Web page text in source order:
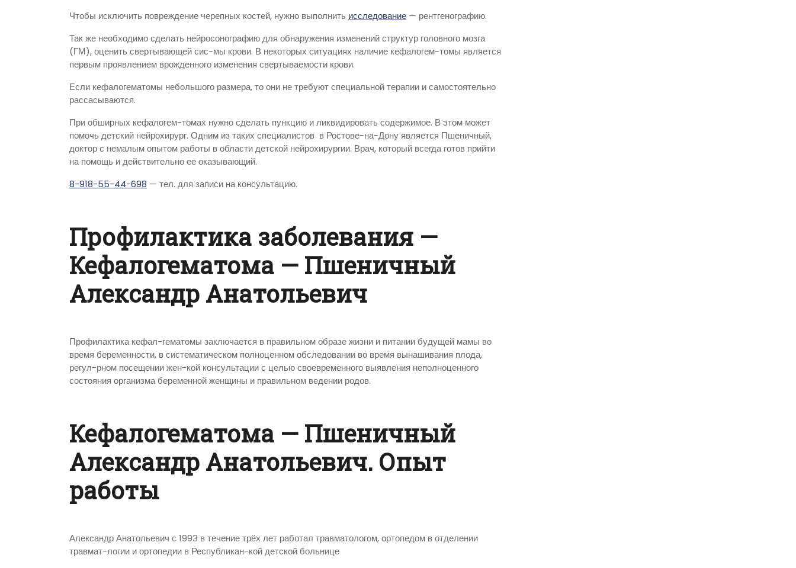
Чтобы исключить повреждение черепных костей, нужно выполнить исследование — рентгенографию.
Так же необходимо сделать нейросонографию для обнаружения изменений структур головного мозга
(ГМ), оценить свертывающей сис-мы крови. В некоторых ситуациях наличие кефалогем-томы является
первым проявлением врожденного изменения свертываемости крови.
Если кефалогематомы небольшого размера, то они не требуют специальной терапии и самостоятельно
рассасываются.
При обширных кефалогем-томах нужно сделать пункцию и ликвидировать содержимое. В этом может
помочь детский нейрохирург. Одним из таких специалистов в Ростове-на-Дону является Пшеничный,
доктор с немалым опытом работы в области детской нейрохирургии. Врач, который всегда готов прийти
на помощь и действительно ее оказывающий.
8-918-55-44-698 — тел. для записи на консультацию.
Профилактика заболевания —
Кефалогематома — Пшеничный
Александр Анатольевич
Профилактика кефал-гематомы заключается в правильном образе жизни и питании будущей мамы во
время беременности, в систематическом полноценном обследовании во время вынашивания плода,
регул-рном посещении жен-кой консультации с целью своевременного выявления неполноценного
состояния организма беременной женщины и правильном ведении родов.
Кефалогематома — Пшеничный
Александр Анатольевич. Опыт
работы
Александр Анатольевич с 1993 в течение трёх лет работал травматологом, ортопедом в отделении
травмат-логии и ортопедии в Республикан-кой детской больнице